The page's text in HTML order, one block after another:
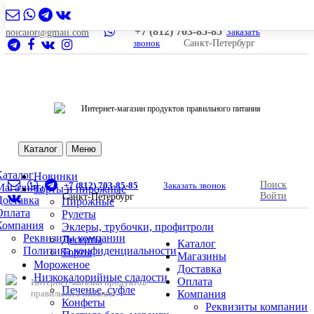
nolcalor@gmail.com +7 (812) 703-85-85 Заказать
звонок
Санкт-Петербург
Интернет-магазин продуктов правильного питания
Каталог Меню
Реквизиты компании
Политика конфиденциальности
Новинки
Торты и пирожные
Пирожные
Рулеты
Эклеры, трубочки, профитроли
Десерты
Торты
Мороженое
Низкокалорийные сладости
Печенье, суфле
Конфеты
+7 (812) 703-85-85
Заказать звонок
Санкт-Петербург
Поиск
Войти
Интернет-магазин продуктов
правильного питания
Каталог
Магазины
Доставка
Оплата
Компания
Реквизиты компании